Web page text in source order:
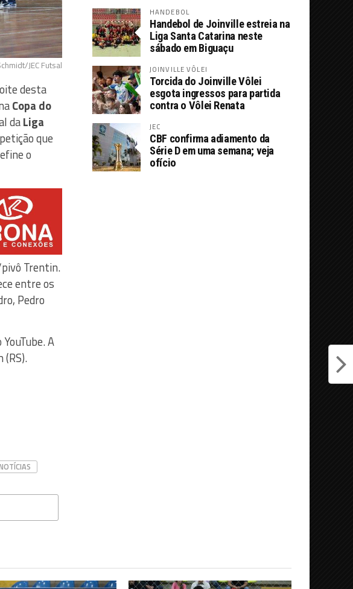
JEC Futsal
desta
Copa do
daLiga
que
o
Trentin.
entre os
Pedro
YouTube. A
HANDEBOL
Handebol de Joinville estreia na
Liga Santa Catarina neste
sábado em Biguaçu
JOINVILLE VÔLEI
Torcida do Joinville Vôlei
esgota ingressos para partida
contra o Vôlei Renata
JEC
CBF confirma adiamento da
Série D em uma semana; veja
ofício